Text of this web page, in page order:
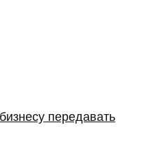
передавать